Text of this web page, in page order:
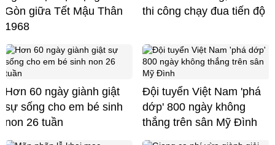
Gòn giữa Tết Mậu Thân
1968
thi công chạy đua tiến độ
Hơn 60 ngày giành giật
sự sống cho em bé sinh
non 26 tuần
Đội tuyển Việt Nam 'phá
dớp' 800 ngày không
thắng trên sân Mỹ Đình